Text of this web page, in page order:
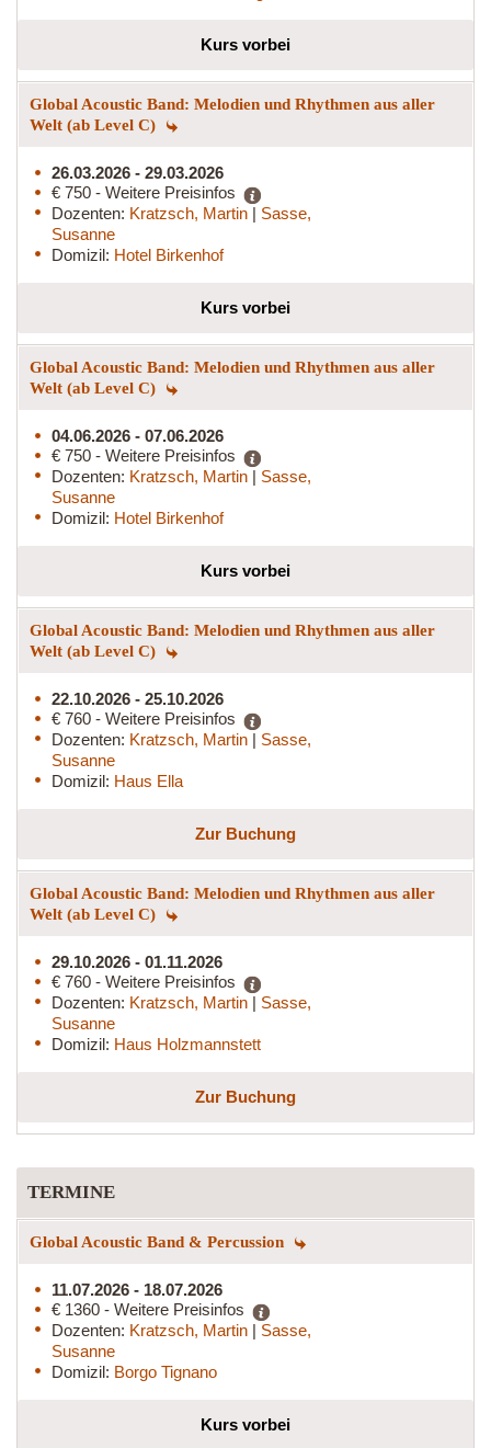
Kurs vorbei
Global Acoustic Band: Melodien und Rhythmen aus aller
Welt (ab Level C)
26.03.2026 - 29.03.2026
€ 750 - Weitere Preisinfos
Dozenten: Kratzsch, Martin | Sasse,
Susanne
Domizil: Hotel Birkenhof
Kurs vorbei
Global Acoustic Band: Melodien und Rhythmen aus aller
Welt (ab Level C)
04.06.2026 - 07.06.2026
€ 750 - Weitere Preisinfos
Dozenten: Kratzsch, Martin | Sasse,
Susanne
Domizil: Hotel Birkenhof
Kurs vorbei
Global Acoustic Band: Melodien und Rhythmen aus aller
Welt (ab Level C)
22.10.2026 - 25.10.2026
€ 760 - Weitere Preisinfos
Dozenten: Kratzsch, Martin | Sasse,
Susanne
Domizil: Haus Ella
Zur Buchung
Global Acoustic Band: Melodien und Rhythmen aus aller
Welt (ab Level C)
29.10.2026 - 01.11.2026
€ 760 - Weitere Preisinfos
Dozenten: Kratzsch, Martin | Sasse,
Susanne
Domizil: Haus Holzmannstett
Zur Buchung
TERMINE
Global Acoustic Band & Percussion
11.07.2026 - 18.07.2026
€ 1360 - Weitere Preisinfos
Dozenten: Kratzsch, Martin | Sasse,
Susanne
Domizil: Borgo Tignano
Kurs vorbei